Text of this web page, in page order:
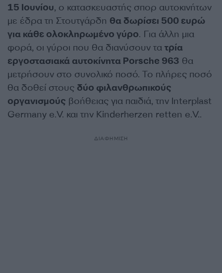
15 Ιουνίου, ο κατασκευαστής σπορ αυτοκινήτων
με έδρα τη Στουτγάρδη θα δωρίσει 500 ευρώ
για κάθε ολοκληρωμένο γύρο. Για άλλη μια
φορά, οι γύροι που θα διανύσουν τα τρία
εργοστασιακά αυτοκίνητα Porsche 963 θα
μετρήσουν στο συνολικό ποσό. Το πλήρες ποσό
θα δοθεί στους δύο φιλανθρωπικούς
οργανισμούς βοήθειας για παιδιά, την Interplast
Germany e.V. και την Kinderherzen retten e.V..
ΔΙΑΦΗΜΙΣΗ